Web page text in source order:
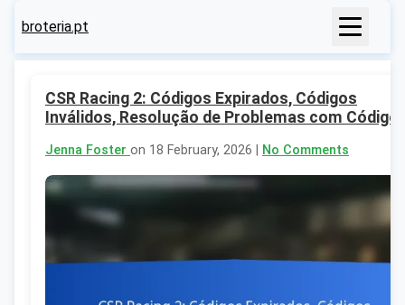
broteria.pt
CSR Racing 2: Códigos Expirados, Códigos
Inválidos, Resolução de Problemas com
Jenna Foster on 18 February, 2026 | No Comments